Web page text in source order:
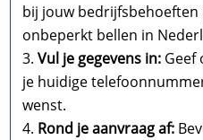
bij jouw
onbeperkt bellen in
Vul je gegevens in: Geef
je huidige
wenst.
Rond je aanvraag af: